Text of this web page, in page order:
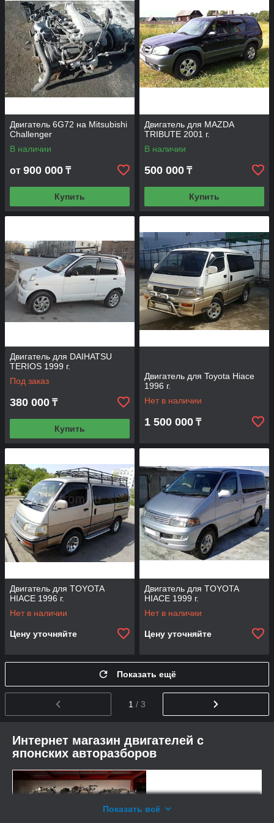
подход и всегда пойдем Вам навстречу.
Двигатель 6G72 на Mitsubishi
Challenger
В наличии
от 900 000 ₸
Купить
Двигатель для MAZDA
TRIBUTE 2001 г.
В наличии
500 000 ₸
Купить
Двигатель для DAIHATSU
TERIOS 1999 г.
Под заказ
380 000 ₸
Купить
Двигатель для Toyota Hiace
1996 г.
Нет в наличии
1 500 000 ₸
Двигатель для TOYOTA
HIACE 1996 г.
Нет в наличии
Цену уточняйте
Двигатель для TOYOTA
HIACE 1999 г.
Нет в наличии
Цену уточняйте
Показать ещё
1 / 3
Интернет магазин двигателей с
японских авторазборов
Показать всё